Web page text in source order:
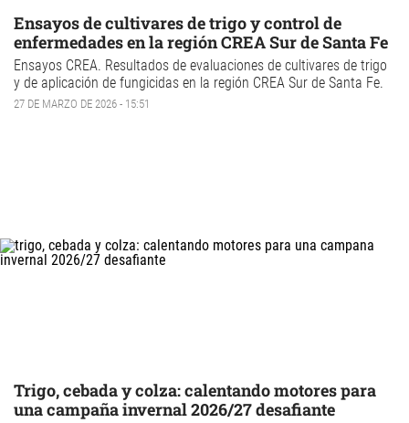
Ensayos de cultivares de trigo y control de
enfermedades en la región CREA Sur de Santa Fe
Ensayos CREA. Resultados de evaluaciones de cultivares de trigo
y de aplicación de fungicidas en la región CREA Sur de Santa Fe.
27 DE MARZO DE 2026 - 15:51
Trigo, cebada y colza: calentando motores para
una campaña invernal 2026/27 desafiante